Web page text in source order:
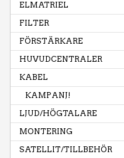
ELMATRIEL
FILTER
FÖRSTÄRKARE
HUVUDCENTRALER
KABEL
KAMPANJ!
LJUD/HÖGTALARE
MONTERING
SATELLIT/TILLBEHÖR